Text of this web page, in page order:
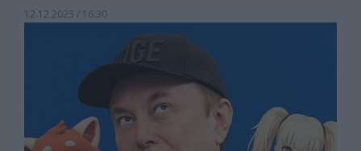
12.12.2025 / 16:30